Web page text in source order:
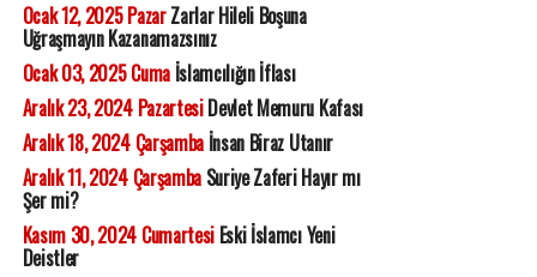
Ocak 12, 2025 PazarZarlar Hileli Boşuna
Uğraşmayın Kazanamazsınız
Ocak 03, 2025 Cumaİslamcılığın İflası
Aralık 23, 2024 PazartesiDevlet Memuru Kafası
Aralık 18, 2024 Çarşambaİnsan Biraz Utanır
Aralık 11, 2024 ÇarşambaSuriye Zaferi Hayır mı
Şer mi?
Kasım 30, 2024 CumartesiEski İslamcı Yeni
Deistler